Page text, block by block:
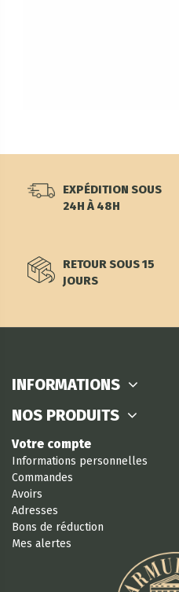
EXPÉDITION SOUS
24H À 48H
RETOUR SOUS 15
JOURS
INFORMATIONS
NOS PRODUITS
Votre compte
Informations personnelles
Commandes
Avoirs
Adresses
Bons de réduction
Mes alertes